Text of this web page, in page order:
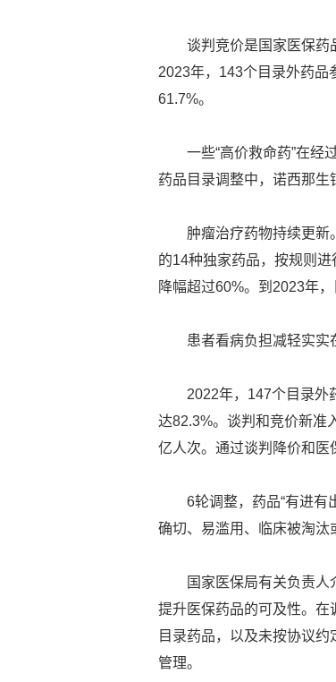
谈判竞价是国家医保药
2023年，143个目录外药品
61.7%。
一些“高价救命药”在经
药品目录调整中，诺西那生
肿瘤治疗药物持续更
的14种独家药品，按规则
降幅超过60%。到2023年
患者看病负担减轻实实
2022年，147个目录外
达82.3%。谈判和竞价新准
亿人次。通过谈判降价和医
6轮调整，药品“有进有
确切、易滥用、临床被淘汰
国家医保局有关负责人
提升医保药品的可及性。
目录药品，以及未按协议
管理。